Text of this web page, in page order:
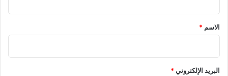
*
الاسم *
البريد الإلكتروني*